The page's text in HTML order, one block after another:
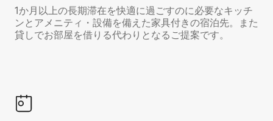
1か月以上の長期滞在を快適に過ごすのに必要なキッチ
ンとアメニティ・設備を備えた家具付きの宿泊先。また
貸しでお部屋を借りる代わりとなるご提案です。